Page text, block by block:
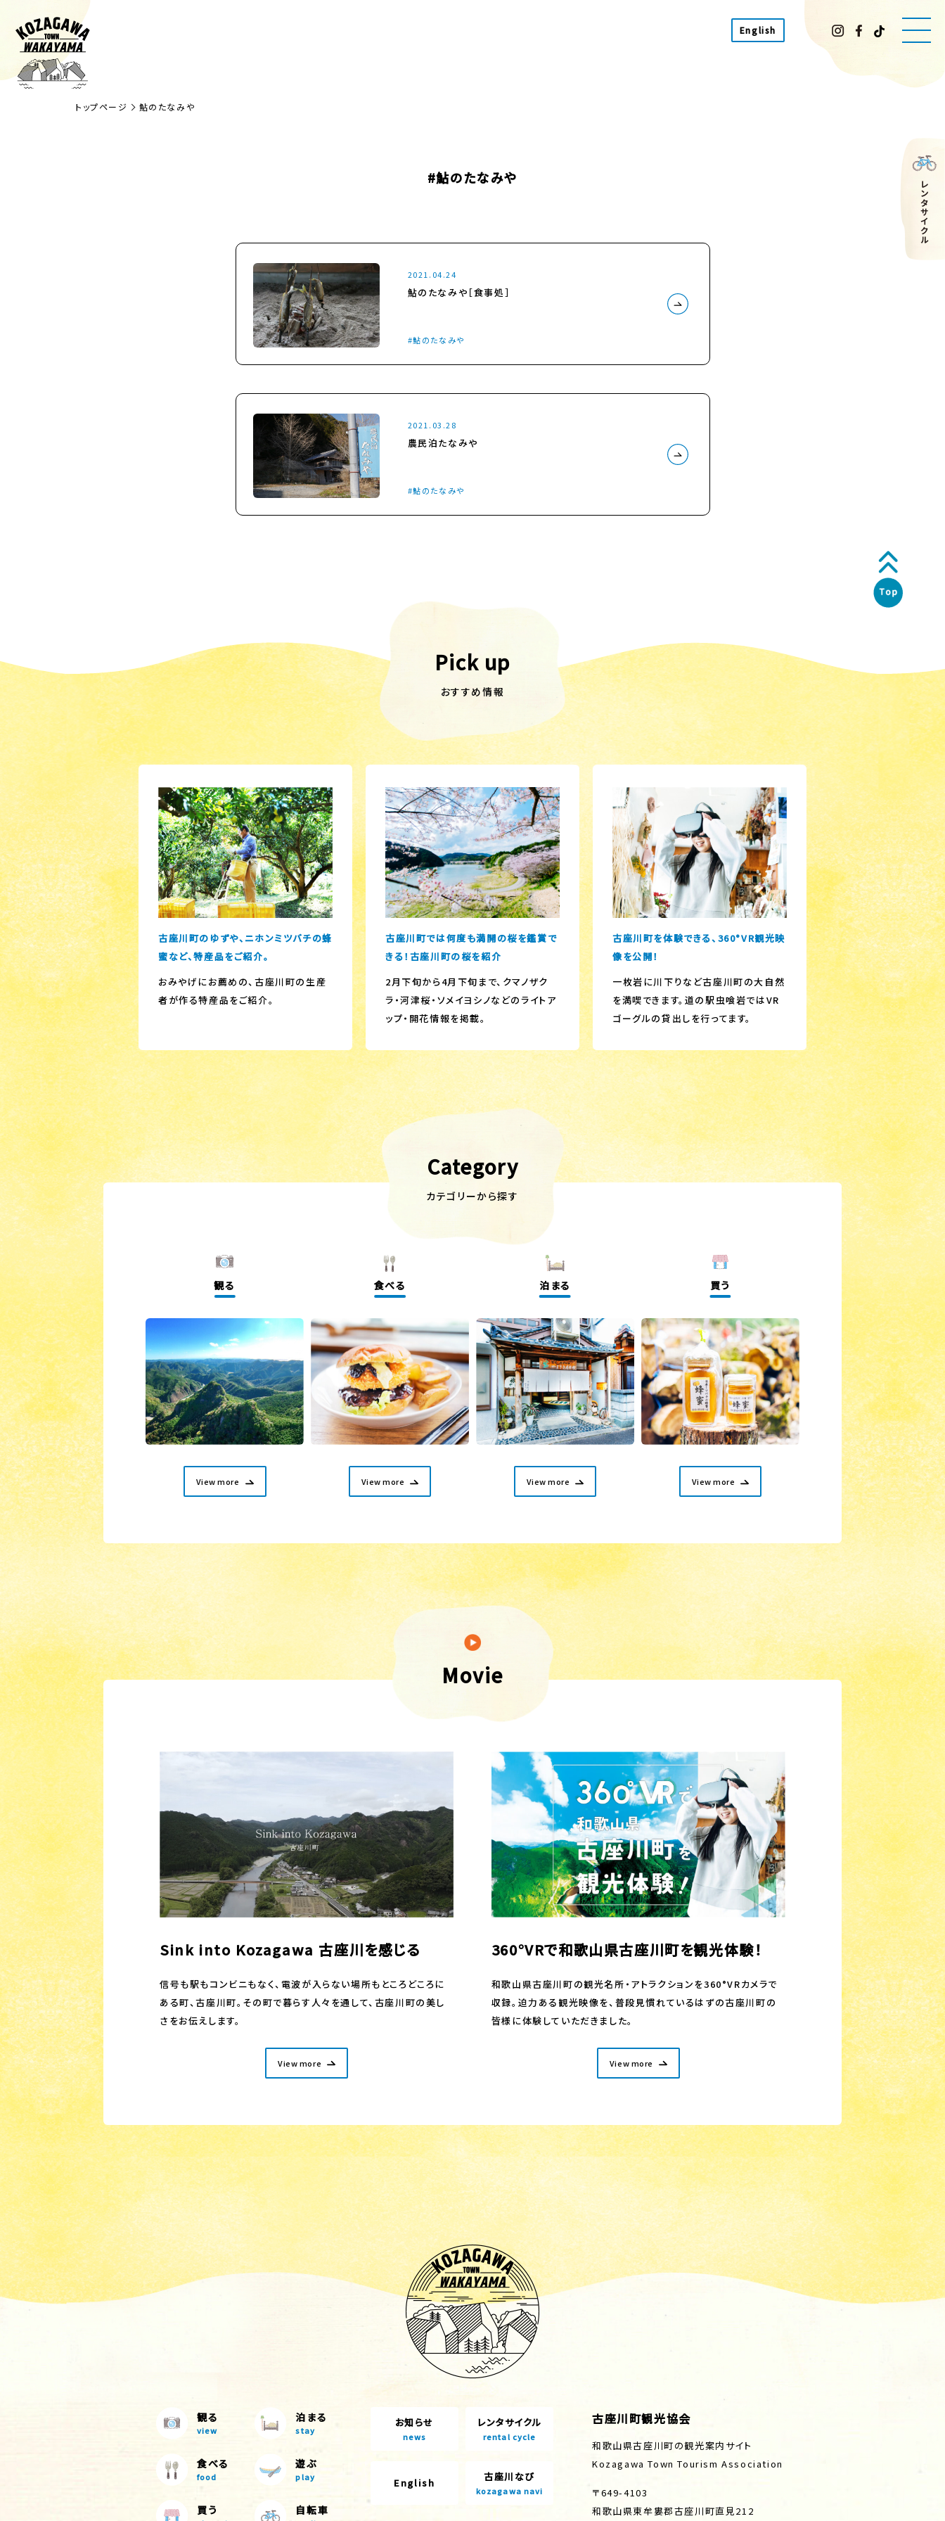
English
トップページ 鮎のたなみや
#鮎のたなみや
2021.04.24
鮎のたなみや［食事処］
鮎のたなみや
2021.03.28
農民泊たなみや
鮎のたなみや
Pick up
おすすめ情報
古座川町のゆずや、ニホンミツバチの蜂
蜜など、特産品をご紹介。
おみやげにお薦めの、古座川町の生産
者が作る特産品をご紹介。
古座川町では何度も満開の桜を鑑賞で
きる！古座川町の桜を紹介
2月下旬から4月下旬まで、クマノザク
ラ・河津桜・ソメイヨシノなどのライトア
ップ・開花情報を掲載。
古座川町を体験できる、360°VR観光映
像を公開！
一枚岩に川下りなど古座川町の大自然
を満喫できます。道の駅虫喰岩ではVR
ゴーグルの貸出しを行ってます。
Category
カテゴリーから探す
観る
View more
食べる
View more
泊まる
View more
買う
View more
Movie
Sink into Kozagawa 古座川を感じる
信号も駅もコンビニもなく、電波が入らない場所もところどころに
ある町、古座川町。その町で暮らす人々を通して、古座川町の美し
さをお伝えします。
View more
360°VRで和歌山県古座川町を観光体験！
和歌山県古座川町の観光名所・アトラクションを360°VRカメラで
収録。迫力ある観光映像を、普段見慣れているはずの古座川町の
皆様に体験していただきました。
View more
観る
view
泊まる
stay
食べる
food
遊ぶ
play
買う 自転車
お知らせ
news
レンタサイクル
rental cycle
English 古座川なび
kozagawa navi
古座川町観光協会
和歌山県古座川町の観光案内サイト
Kozagawa Town Tourism Association
〒649-4103
和歌山県東牟婁郡古座川町直見212